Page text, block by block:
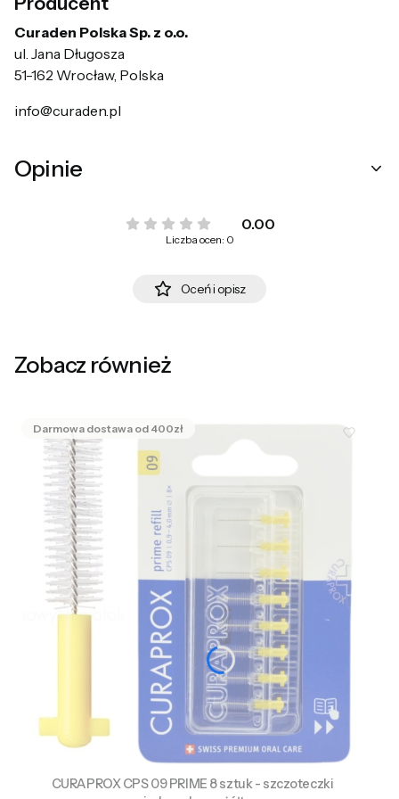
Curaden Polska Sp. z o.o.
ul. Jana Długosza
51-162 Wrocław, Polska
info@curaden.pl
Opinie
0.00
Liczba ocen: 0
Oceń i opisz
Zobacz również
CURAPROX CPS 09 PRIME 8 sztuk - szczoteczki